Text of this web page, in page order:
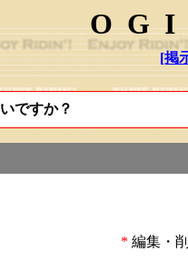
[掲
ですか？
* 編集・